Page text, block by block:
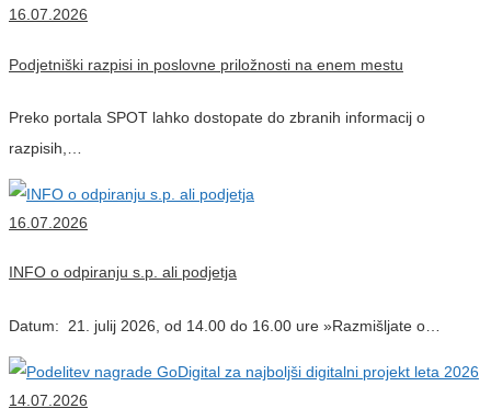
16.07.2026
Podjetniški razpisi in poslovne priložnosti na enem mestu
Preko portala SPOT lahko dostopate do zbranih informacij o
razpisih,…
16.07.2026
INFO o odpiranju s.p. ali podjetja
Datum: 21. julij 2026, od 14.00 do 16.00 ure »Razmišljate o…
14.07.2026